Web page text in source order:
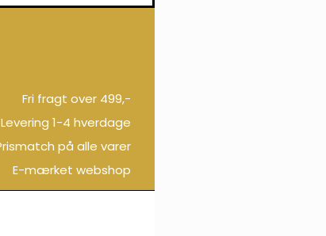
Fri fragt over 499,-
Levering 1-4 hverdage
på alle varer
E-mærket webshop